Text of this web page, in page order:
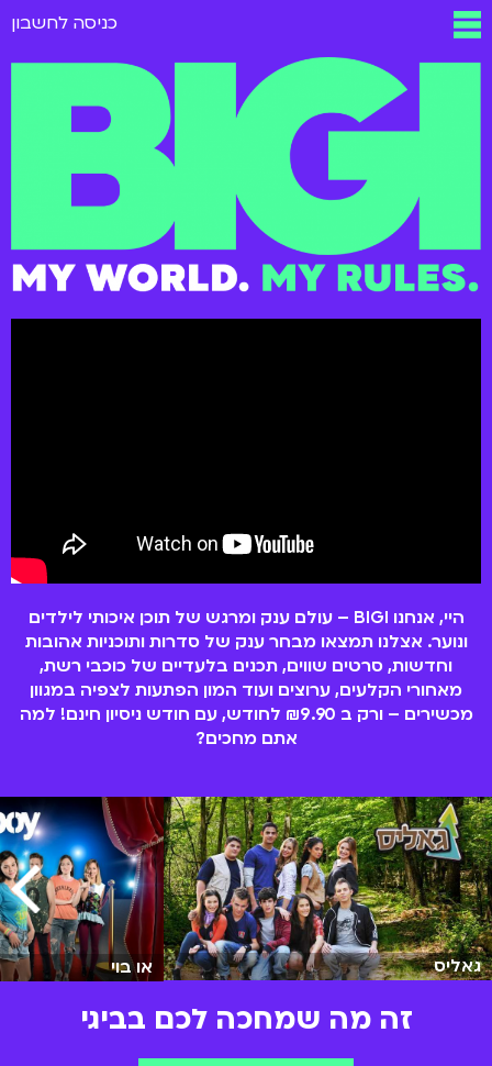
כניסה לחשבון
היי, אנחנו BIGI – עולם ענק ומרגש של תוכן איכותי לילדים
ונוער. אצלנו תמצאו מבחר ענק של סדרות ותוכניות אהובות
וחדשות, סרטים שווים, תכנים בלעדיים של כוכבי רשת,
מאחורי הקלעים, ערוצים ועוד המון הפתעות לצפיה במגוון
מכשירים – ורק ב ₪9.90 לחודש, עם חודש ניסיון חינם! למה
אתם מחכים?
גאליס או בוי
זה מה שמחכה לכם בביגי